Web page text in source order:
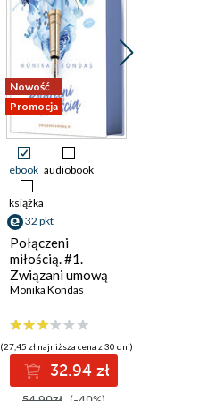
Nowość
Promocja
ebook audiobook
książka
32 pkt
Połączeni
miłością. #1.
Związani umową
Monika Kondas
(27,45 zł najniższa cena z 30 dni)
32.94 zł